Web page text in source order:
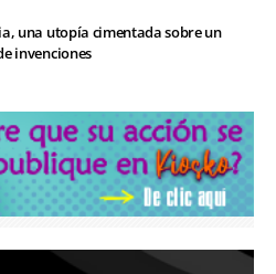
una utopía cimentada sobre un
invenciones